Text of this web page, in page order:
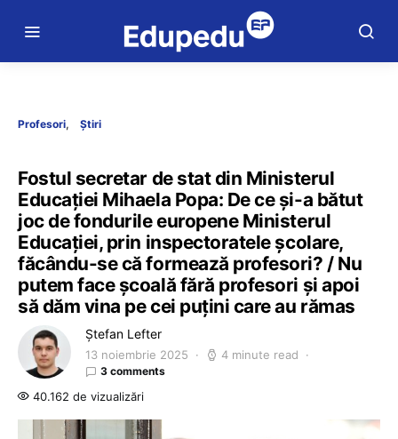
Profesori Știri
Fostul secretar de stat din Ministerul
Educației Mihaela Popa: De ce și-a bătut
joc de fondurile europene Ministerul
Educației, prin inspectoratele școlare,
făcându-se că formează profesori? / Nu
putem face școală fără profesori și apoi
să dăm vina pe cei puțini care au rămas
Ștefan Lefter
13 noiembrie 2025 4 minute read
3 comments
40.162 de vizualizări